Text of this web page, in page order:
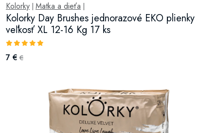
Kolorky Matka a dieťa
Kolorky Day Brushes jednorazové EKO plienky
veľkosť XL 12-16 Kg 17 ks
7 € €